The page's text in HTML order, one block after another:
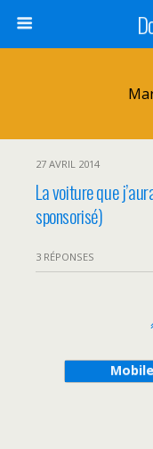
27 AVRIL 2014
La voiture que
sponsorisé)
3 RÉPONSES
Mobile